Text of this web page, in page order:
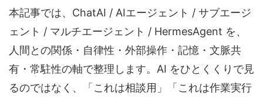
本記事では、ChatAI / AIエージェント / サブエージ
ェント / マルチエージェント / HermesAgent を、
人間との関係・自律性・外部操作・記憶・文脈共
有・常駐性の軸で整理します。AI をひとくくりで見
るのではなく、「これは相談用」「これは作業実行